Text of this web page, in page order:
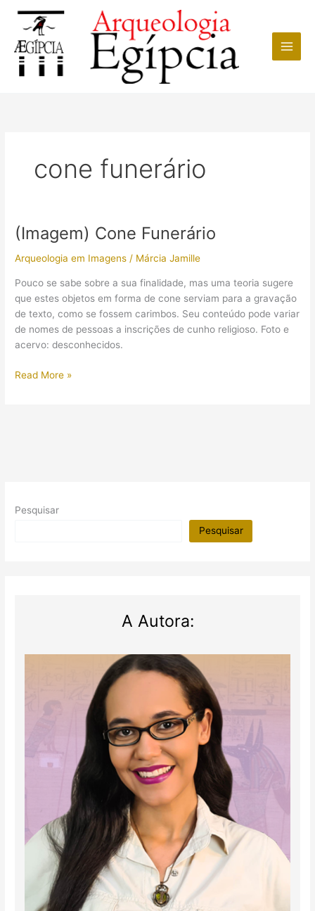
conteúdo
cone funerário
(Imagem) Cone Funerário
Arqueologia em Imagens / Márcia Jamille
Pouco se sabe sobre a sua finalidade, mas uma teoria sugere
que estes objetos em forma de cone serviam para a gravação
de texto, como se fossem carimbos. Seu conteúdo pode variar
de nomes de pessoas a inscrições de cunho religioso. Foto e
acervo: desconhecidos.
(Imagem)
Read More »
Pesquisar
Pesquisar
A Autora: